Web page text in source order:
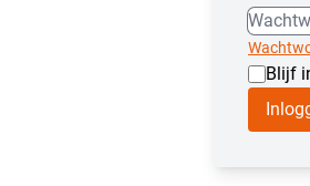
Blijf